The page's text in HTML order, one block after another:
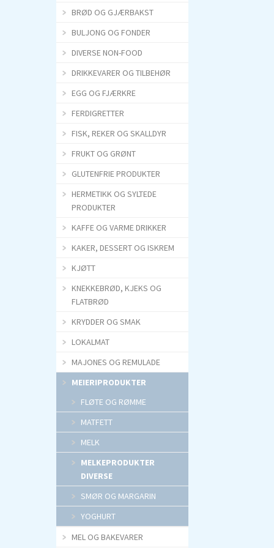
BRØD OG GJÆRBAKST
BULJONG OG FONDER
DIVERSE NON-FOOD
DRIKKEVARER OG TILBEHØR
EGG OG FJÆRKRE
FERDIGRETTER
FISK, REKER OG SKALLDYR
FRUKT OG GRØNT
GLUTENFRIE PRODUKTER
HERMETIKK OG SYLTEDE
PRODUKTER
KAFFE OG VARME DRIKKER
KAKER, DESSERT OG ISKREM
KJØTT
KNEKKEBRØD, KJEKS OG
FLATBRØD
KRYDDER OG SMAK
LOKALMAT
MAJONES OG REMULADE
MEIERIPRODUKTER
FLØTE OG RØMME
MATFETT
MELK
MELKEPRODUKTER
DIVERSE
SMØR OG MARGARIN
YOGHURT
MEL OG BAKEVARER